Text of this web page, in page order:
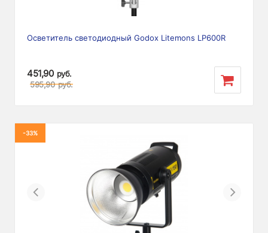
Осветитель светодиодный Godox Litemons LP600R
451,90 руб.
595,90 руб.
-33%
Previous Next